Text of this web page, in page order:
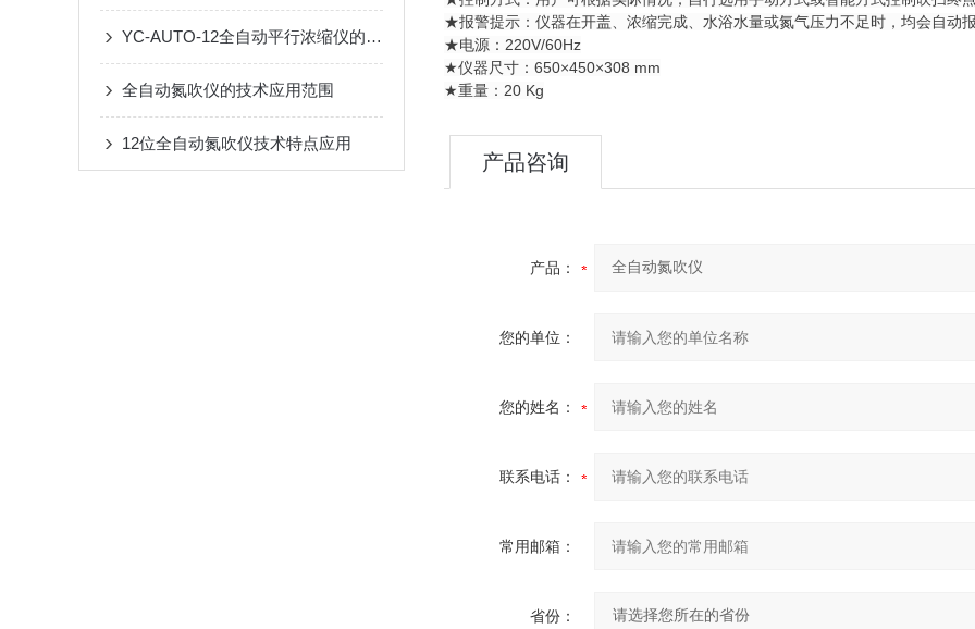
YC-AUTO-12全自动平行浓缩仪的维护
全自动氮吹仪的技术应用范围
12位全自动氮吹仪技术特点应用
★报警提示：仪器在开盖、浓缩完成、水浴水量或氮气压力不足时，均会自动
★电源：220V/60Hz
★仪器尺寸：650×450×308 mm
★重量：20 Kg
产品咨询
产品：
您的单位：
您的姓名：
联系电话：
常用邮箱：
省份：